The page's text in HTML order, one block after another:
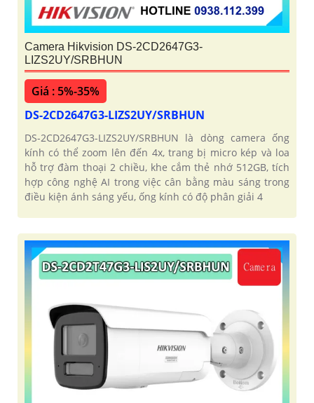
Camera Hikvision DS-2CD2647G3-
LIZS2UY/SRBHUN
Giá : 5%-35%
DS-2CD2647G3-LIZS2UY/SRBHUN
DS-2CD2647G3-LIZS2UY/SRBHUN là dòng camera ống
kính có thể zoom lên đến 4x, trang bị micro kép và loa
hỗ trợ đàm thoại 2 chiều, khe cắm thẻ nhớ 512GB, tích
hợp công nghệ AI trong việc cân bằng màu sáng trong
điều kiện ánh sáng yếu, ống kính có độ phân giải 4